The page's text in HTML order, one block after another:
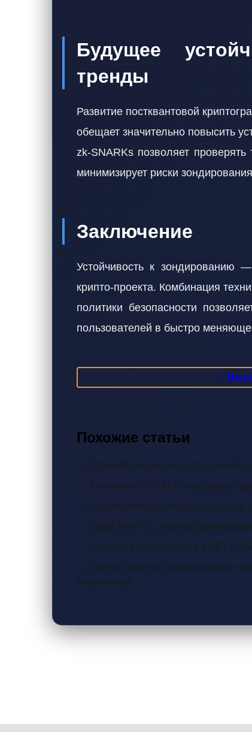
Будущее
тренды
Развитие постквантовой
обещает значительно повысить
zk-SNARKs позволяет
минимизирует риски
Заключение
Устойчивость к зондированию
крипто-проекта. Комбинация
политики безопасности
пользователей в быстро
←
Похожие статьи
→ Блокчейн-аналитика и
→ JoinMarket SNICKER: как скрыть
→ Биткоин-миксер: мнения экспертов
→ Toobit без KYC: лимиты,
→ Налоги на криптовалюту и NFT в
→ Биткоин-миксер и красные флаги
мошенников